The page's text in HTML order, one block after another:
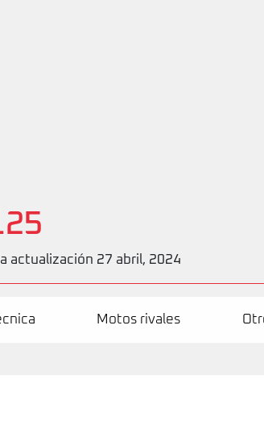
actualización 27 abril, 2024
Motos rivales